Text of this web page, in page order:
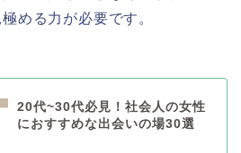
める力が必要です。
20代~30代必見！社会人の女性
におすすめな出会いの場30選